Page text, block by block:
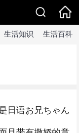
生活知识 生活百科
日语お兄ちゃん